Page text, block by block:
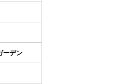
ーデン